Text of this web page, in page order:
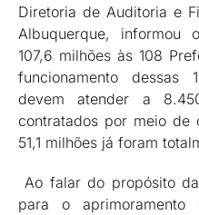
Diretoria de Auditoria e
Albuquerque, informou
107,6 milhões às 108
funcionamento dessas
devem atender a
contratados por meio de
51,1 milhões já foram
Ao falar do propósito
para o